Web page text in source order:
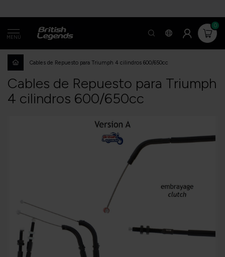
MENÚ
0
Cables de Repuesto para Triumph 4 cilindros 600/650cc
Cables de Repuesto para Triumph
4 cilindros 600/650cc